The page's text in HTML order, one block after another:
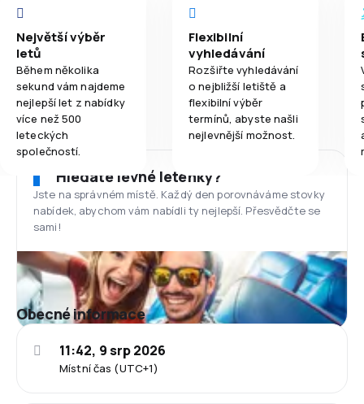
Největší výběr
letů
Během několika
sekund vám najdeme
nejlepší let z nabídky
více než 500
leteckých
společností.
Flexibilní
vyhledávání
Rozšiřte vyhledávání
o nejbližší letiště a
flexibilní výběr
termínů, abyste našli
nejlevnější možnost.
Hledáte levné letenky?
Jste na správném místě. Každý den porovnáváme stovky
nabídek, abychom vám nabídli ty nejlepší. Přesvědčte se
sami!
Obecné informace
Místní čas (UTC+1)
11:42, 9 srp 2026